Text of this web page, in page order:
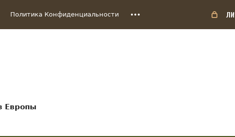
Политика Конфиденциальности
Европы